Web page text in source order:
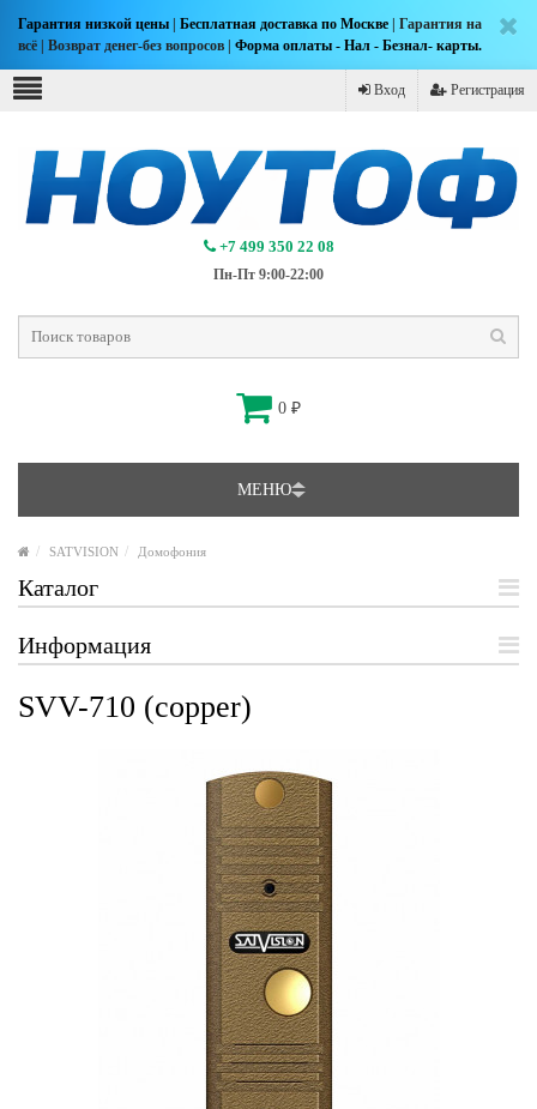
Гарантия низкой цены Бесплатная доставка по Москве | Гарантия на
всё | Возврат денег-без вопросов | Форма оплаты - Нал - Безнал- карты.
Вход Регистрация
+7 499 350 22 08
Пн-Пт 9:00-22:00
0 ₽
МЕНЮ
SATVISION Домофония
Каталог
Информация
SVV-710 (copper)